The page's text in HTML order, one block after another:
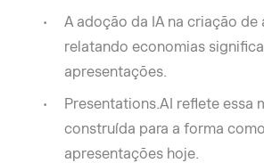
A adoção da IA na criação
relatando economias
apresentações.
Presentations.AI reflete essa
construída para a forma
apresentações hoje.